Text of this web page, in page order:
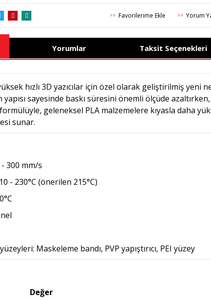
>> >> Yorum
Yorumlar Taksit Seçenekleri
hızlı 3D yazıcılar için özel olarak geliştirilmiş yeni
sayesinde baskı süresini önemli ölçüde
geleneksel PLA malzemelere kıyasla daha
sunar.
- 300 mm/s
- 230°C (önerilen 215°C)
Maskeleme bandı, PVP yapıştırıcı, PEI yüzey
Değer